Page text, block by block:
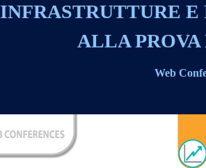
INFRASTRUTTURE
ALLA
Web